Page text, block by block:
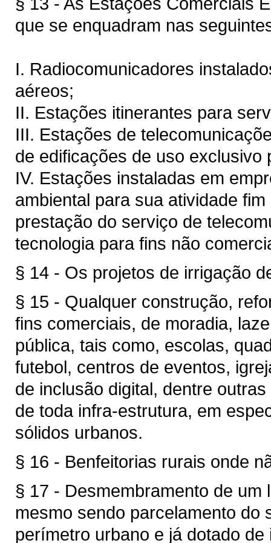
que se enquadram nas
I. Radiocomunicadores
aéreos;
II. Estações itinerantes para
III. Estações de
de edificações de uso
IV. Estações instaladas em
ambiental para sua atividade
prestação do serviço de
tecnologia para fins não
§ 14 - Os projetos de irrigação
§ 15 - Qualquer construção,
fins comerciais, de moradia,
pública, tais como, escolas,
futebol, centros de eventos,
de inclusão digital, dentre
de toda infra-estrutura, em
sólidos urbanos.
§ 16 - Benfeitorias rurais onde
§ 17 - Desmembramento de
mesmo sendo parcelamento do
perímetro urbano e já dotado